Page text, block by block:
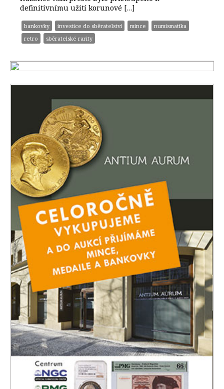
definitivnímu užití korunové […]
bankovky investice do sběratelství mince
numismatika
retro
sběratelské rarity